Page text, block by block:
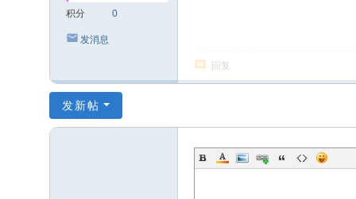
积分 0
发消息
回复
发新帖